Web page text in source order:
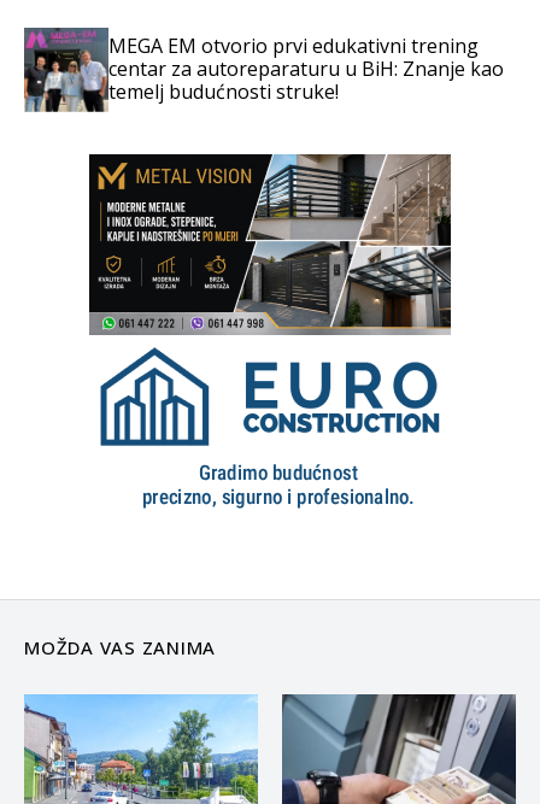
MEGA EM otvorio prvi edukativni trening
centar za autoreparaturu u BiH: Znanje kao
temelj budućnosti struke!
MOŽDA VAS ZANIMA